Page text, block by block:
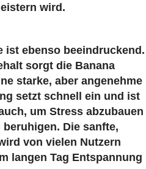
wird.
ist ebenso beeindruckend.
sorgt die Banana
starke, aber angenehme
setzt schnell ein und ist
um Stress abzubauen
Die sanfte,
von vielen Nutzern
langen Tag Entspannung